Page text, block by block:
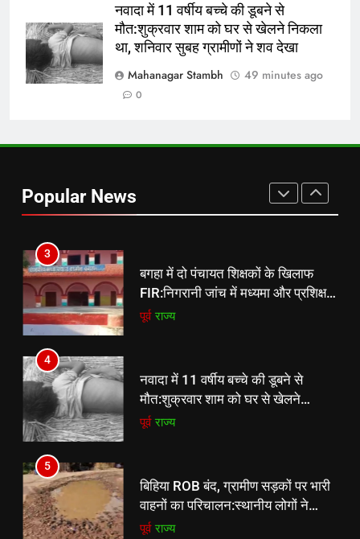
नवादा में 11 वर्षीय बच्चे की डूबने से
मौत:शुक्रवार शाम को घर से खेलने निकला
था, शनिवार सुबह ग्रामीणों ने शव देखा
Mahanagar Stambh
49 minutes ago
0
Popular News
1
लखनऊ में सजी ‘दावत ए सुख़न’ की
महफिल:एक दर्जन शायरों ने लिया हिस्सा ,
‘ऊंचाइयों से गिरने लगे जबसे हैं पति , पत्नी
उत्तर
हटा:4 दुकानों पर चला बुलडोजर, 2
डिस्मिल जमीन मुक्त कराई; प्रशासन की
मौजूदगी में कार्रवाई
3
बगहा में दो पंचायत शिक्षकों के खिलाफ
FIR:निगरानी जांच में मध्यमा और प्रशिक्षण
प्रमाणपत्र फर्जी पाए गए, दोनों गायब
पूर्व राज्य
4
नवादा में 11 वर्षीय बच्चे की डूबने से
मौत:शुक्रवार शाम को घर से खेलने
निकला था, शनिवार सुबह ग्रामीणों ने शव
देखा
पूर्व राज्य
5
बिहिया ROB बंद, ग्रामीण सड़कों पर भारी
वाहनों का परिचालन:स्थानीय लोगों ने
पूर्व राज्य